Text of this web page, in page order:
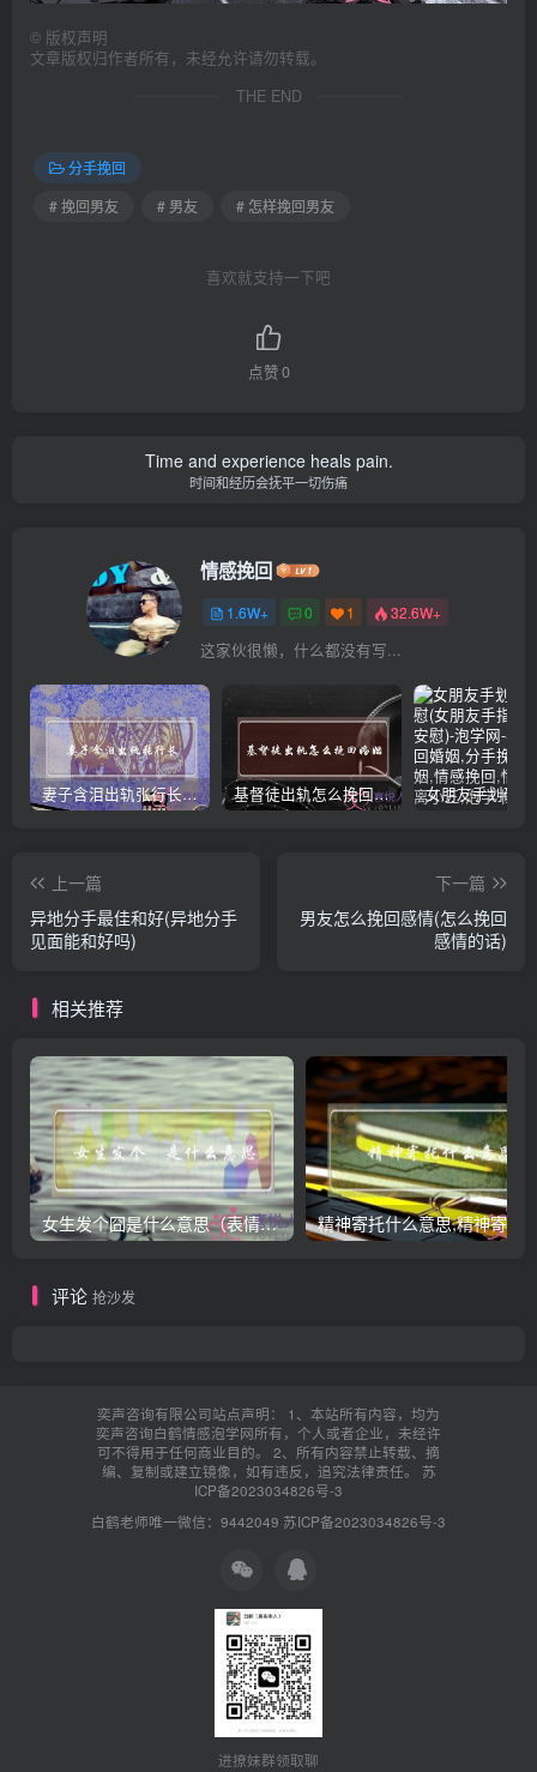
© 版权声明
文章版权归作者所有，未经允许请勿转载。
THE END
分手挽回
# 挽回男友
# 男友 # 怎样挽回男友
喜欢就支持一下吧
点赞0
Time and experience heals pain.
时间和经历会抚平一切伤痛
情感挽回
1.6W+ 0 1 32.6W+
这家伙很懒，什么都没有写...
妻子含泪出轨张行长 她说全都是因为家中 基督徒出轨怎么挽回婚姻(基督徒面对出轨婚姻)
上一篇
异地分手最佳和好(异地分手
见面能和好吗)
下一篇
男友怎么挽回感情(怎么挽回
感情的话)
相关推荐
女生发个囧是什么意思（表情囧的含义）
评论 抢沙发
奕声咨询有限公司站点声明： 1、本站所有内容，均为
奕声咨询白鹤情感泡学网所有，个人或者企业，未经许
可不得用于任何商业目的。 2、所有内容禁止转载、摘
编、复制或建立镜像，如有违反，追究法律责任。 苏
ICP备2023034826号-3
白鹤老师唯一微信：9442049 苏ICP备2023034826号-3
进撩妹群领取聊